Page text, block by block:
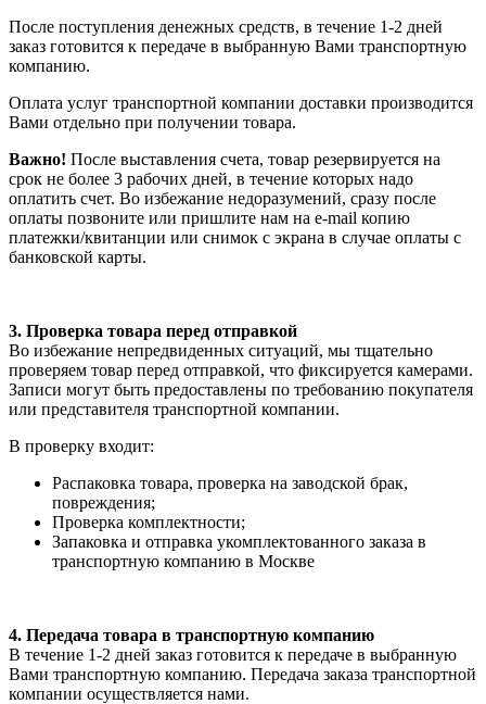
После поступления денежных средств, в течение 1-2 дней
заказ готовится к передаче в выбранную Вами транспортную
компанию.
Оплата услуг транспортной компании доставки производится
Вами отдельно при получении товара.
Важно! После выставления счета, товар резервируется на
срок не более 3 рабочих дней, в течение которых надо
оплатить счет. Во избежание недоразумений, сразу после
оплаты позвоните или пришлите нам на e-mail копию
платежки/квитанции или снимок с экрана в случае оплаты с
банковской карты.
3. Проверка товара перед отправкой
Во избежание непредвиденных ситуаций, мы тщательно
проверяем товар перед отправкой, что фиксируется камерами.
Записи могут быть предоставлены по требованию покупателя
или представителя транспортной компании.
В проверку входит:
Распаковка товара, проверка на заводской брак,
повреждения;
Проверка комплектности;
Запаковка и отправка укомплектованного заказа в
транспортную компанию в Москве
4. Передача товара в транспортную компанию
В течение 1-2 дней заказ готовится к передаче в выбранную
Вами транспортную компанию. Передача заказа транспортной
компании осуществляется нами.